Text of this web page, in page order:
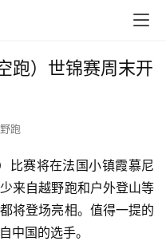
跑）世锦赛周末开
跑
比赛将在法国小镇霞慕尼
来自越野跑和户外登山等
将登场亮相。值得一提的
中国的选手。